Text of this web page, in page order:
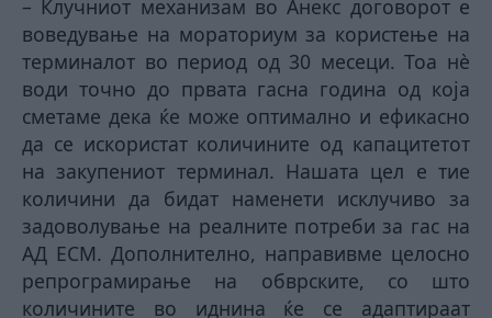
– Клучниот механизам во Анекс договорот е
воведување на мораториум за користење на
терминалот во период од 30 месеци. Тоа нѐ
води точно до првата гасна година од која
сметаме дека ќе може оптимално и ефикасно
да се искористат количините од капацитетот
на закупениот терминал. Нашата цел е тие
количини да бидат наменети исклучиво за
задоволување на реалните потреби за гас на
АД ЕСМ. Дополнително, направивме целосно
репрограмирање на обврските, со што
количините во иднина ќе се адаптираат